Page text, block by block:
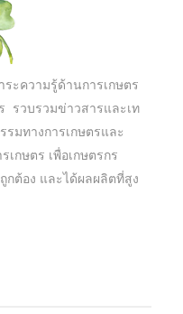
ระความรู้ด้านการเกษตร
รวบรวมข่าวสารและเท
มทางการเกษตรและ
กษตร เพื่อเกษตรกร
กต้อง และได้ผลผลิตที่สูง